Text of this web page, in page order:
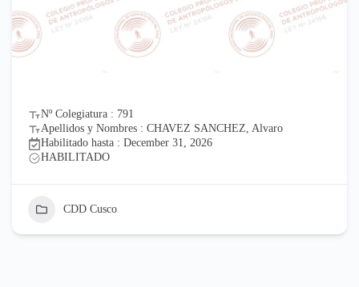
Nº Colegiatura : 791
Apellidos y Nombres : CHAVEZ SANCHEZ, Alvaro
Habilitado hasta : December 31, 2026
HABILITADO
CDD Cusco